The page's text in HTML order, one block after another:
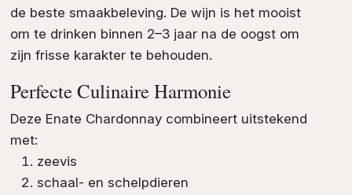
de beste smaakbeleving. De wijn is het mooist
om te drinken binnen 2–3 jaar na de oogst om
zijn frisse karakter te behouden.
Perfecte Culinaire Harmonie
Deze Enate Chardonnay combineert uitstekend
met:
zeevis
schaal- en schelpdieren